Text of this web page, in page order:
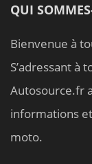
QUI
Bienvenue à
S’adressant à
Autosource.fr
informations
moto.